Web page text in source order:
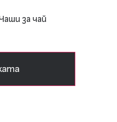
за чай